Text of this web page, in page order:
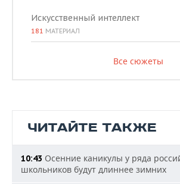
Искусственный интеллект
181 МАТЕРИАЛ
Все сюжеты
ЧИТАЙТЕ ТАКЖЕ
10:43 Осенние каникулы у ряда
школьников будут длиннее зимних